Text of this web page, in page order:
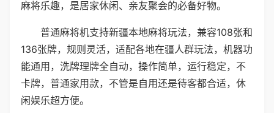
麻将乐趣，是居家休闲、亲友聚会的必备好物。
普通麻将机支持新疆本地麻将玩法，兼容108张和
136张牌，规则灵活，适配各地在疆人群玩法，机器功
能通用，洗牌理牌全自动，操作简单，运行稳定，不
卡牌，普通家用款，不管是自用还是待客都合适，休
闲娱乐超方便。